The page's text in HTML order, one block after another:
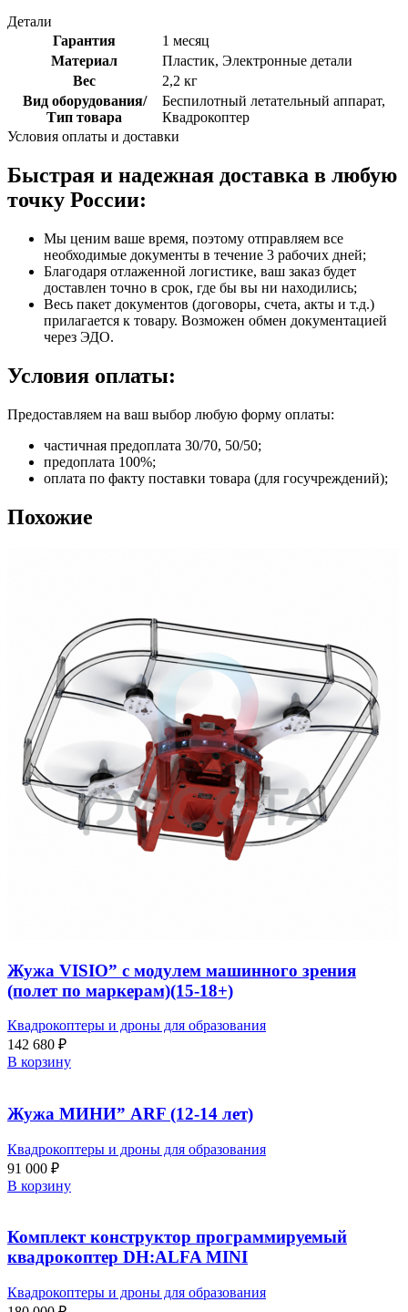
Детали
Гарантия
1 месяц
Материал
Пластик, Электронные детали
Вес
2,2 кг
Вид оборудования/
Тип товара
Беспилотный летательный аппарат,
Квадрокоптер
Условия оплаты и доставки
Быстрая и надежная доставка в любую
точку России:
Мы ценим ваше время, поэтому отправляем все
необходимые документы в течение 3 рабочих дней;
Благодаря отлаженной логистике, ваш заказ будет
доставлен точно в срок, где бы вы ни находились;
Весь пакет документов (договоры, счета, акты и т.д.)
прилагается к товару. Возможен обмен документацией
через ЭДО.
Условия оплаты:
Предоставляем на ваш выбор любую форму оплаты:
частичная предоплата 30/70, 50/50;
предоплата 100%;
оплата по факту поставки товара (для госучреждений);
Похожие
Жужа VISIO” с модулем машинного зрения
(полет по маркерам)(15-18+)
Квадрокоптеры и дроны для образования
142 680 ₽
В корзину
Жужа МИНИ” ARF (12-14 лет)
Квадрокоптеры и дроны для образования
91 000 ₽
В корзину
Комплект конструктор программируемый
квадрокоптер DH:ALFA MINI
Квадрокоптеры и дроны для образования